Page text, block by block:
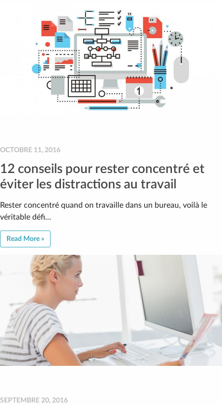
OCTOBRE 11, 2016
12 conseils pour rester concentré et
éviter les distractions au travail
Rester concentré quand on travaille dans un bureau, voilà le
véritable défi…
Read More »
SEPTEMBRE 20, 2016